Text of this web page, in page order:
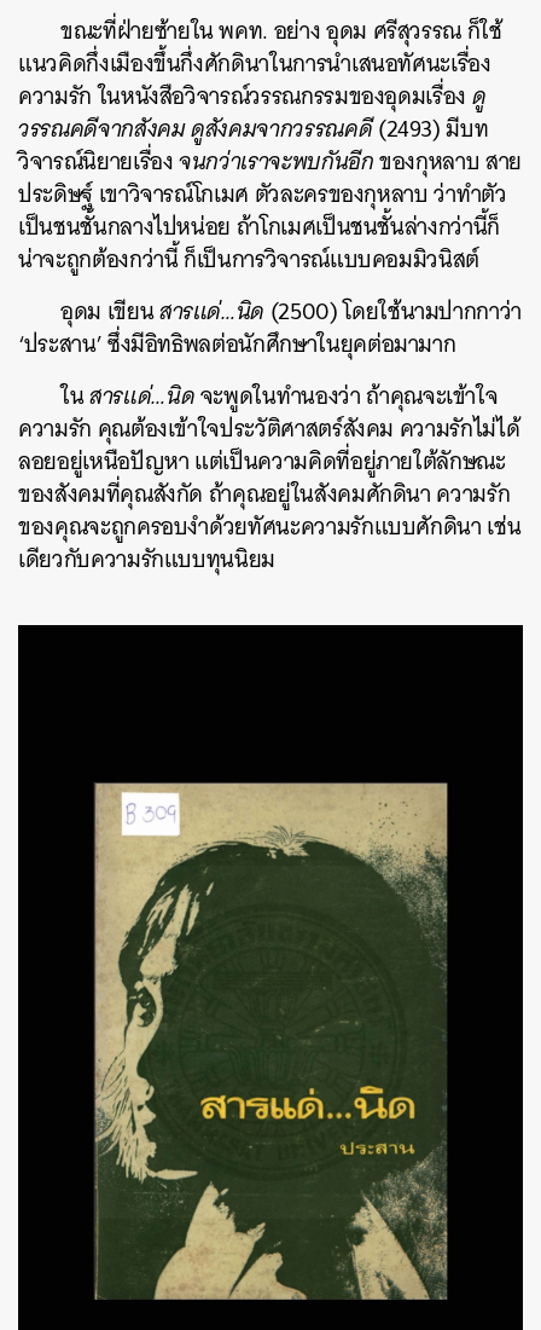
ขณะที่ฝ่ายซ้ายใน พคท. อย่าง อุดม ศรีสุวรรณ ก็ใช้
แนวคิดกึ่งเมืองขึ้นกึ่งศักดินาในการนำเสนอทัศนะเรื่อง
ความรัก ในหนังสือวิจารณ์วรรณกรรมของอุดมเรื่องดู
วรรณคดีจากสังคม ดูสังคมจากวรรณคดี(2493) มีบท
วิจารณ์นิยายเรื่องจนกว่าเราจะพบกันอีกของกุหลาบ สาย
ประดิษฐ์ เขาวิจารณ์โกเมศ ตัวละครของกุหลาบ ว่าทำตัว
เป็นชนชั้นกลางไปหน่อย ถ้าโกเมศเป็นชนชั้นล่างกว่านี้ก็
น่าจะถูกต้องกว่านี้ ก็เป็นการวิจารณ์แบบคอมมิวนิสต์
อุดม เขียนสารแด่…นิด (2500) โดยใช้นามปากกาว่า
‘ประสาน’ซึ่งมีอิทธิพลต่อนักศึกษาในยุคต่อมามาก
ในสารแด่…นิดจะพูดในทำนองว่า ถ้าคุณจะเข้าใจ
ความรัก คุณต้องเข้าใจประวัติศาสตร์สังคม ความรักไม่ได้
ลอยอยู่เหนือปัญหา แต่เป็นความคิดที่อยู่ภายใต้ลักษณะ
ของสังคมที่คุณสังกัด ถ้าคุณอยู่ในสังคมศักดินา ความรัก
ของคุณจะถูกครอบงำด้วยทัศนะความรักแบบศักดินา เช่น
เดียวกับความรักแบบทุนนิยม